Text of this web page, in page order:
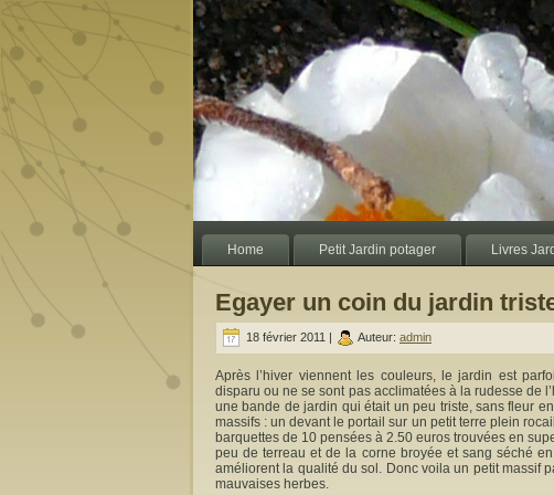
Home Petit Jardin potager Livres
Egayer un coin du jardin
18 février 2011 | Auteur: admin
Après l’hiver viennent les couleurs, le jardin est
disparu ou ne se sont pas acclimatées à la rudesse de
une bande de jardin qui était un peu triste, sans fleur
massifs : un devant le portail sur un petit terre plein
barquettes de 10 pensées à 2.50 euros trouvées en
peu de terreau et de la corne broyée et sang séché
améliorent la qualité du sol. Donc voila un petit massif
mauvaises herbes.